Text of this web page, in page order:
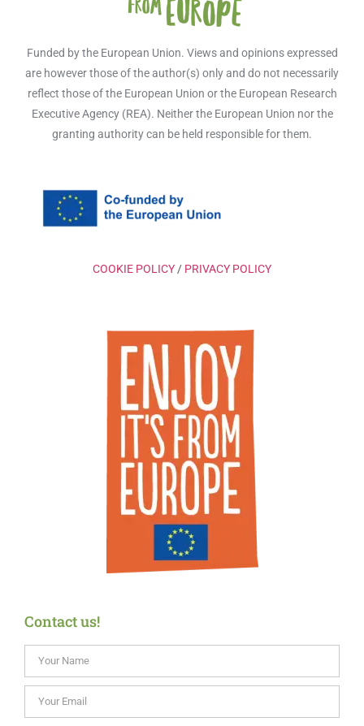
Funded by the European Union. Views and opinions expressed
are however those of the author(s) only and do not necessarily
reflect those of the European Union or the European Research
Executive Agency (REA). Neither the European Union nor the
granting authority can be held responsible for them.
COOKIE POLICY / PRIVACY POLICY
Contact us!